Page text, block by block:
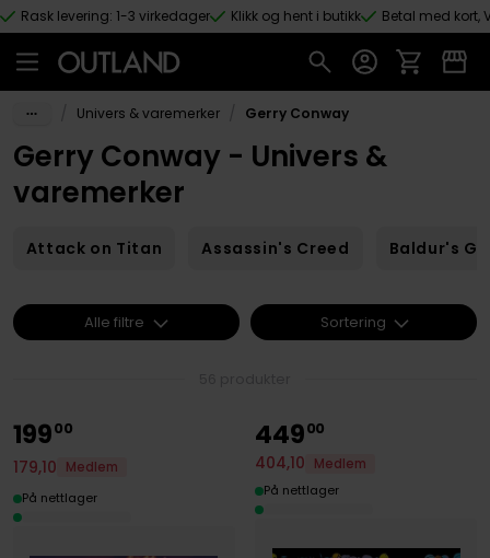
Hopp til hovedinnhold
Rask levering: 1-3 virkedager Klikk og hent i butikk Betal med kort,
Univers & varemerker Gerry Conway
Gerry Conway - Univers &
varemerker
Attack on Titan Assassin's Creed Baldur's
19900
179,10
Medlem
På nettlager
44900
404,10
Medlem
På nettlager
Alle filtre Sortering